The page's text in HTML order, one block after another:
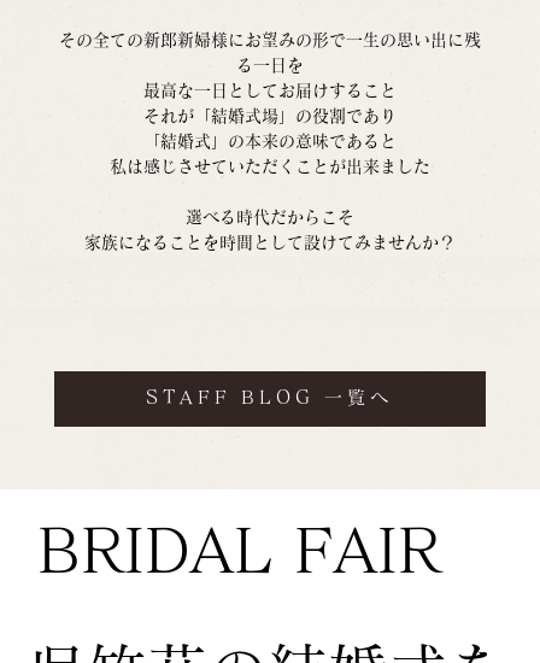
その全ての新郎新婦様にお望みの形で一生の思い出に残
る一日を
最高な一日としてお届けすること
それが「結婚式場」の役割であり
「結婚式」の本来の意味であると
私は感じさせていただくことが出来ました
選べる時代だからこそ
家族になることを時間として設けてみませんか？
STAFF BLOG 一覧へ
BRIDAL FAIR